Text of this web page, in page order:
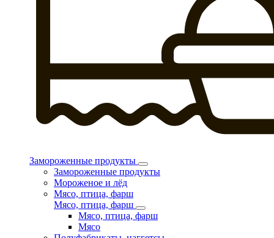
Замороженные продукты
Замороженные продукты
Мороженое и лёд
Мясо, птица, фарш
Мясо, птица, фарш
Мясо, птица, фарш
Мясо